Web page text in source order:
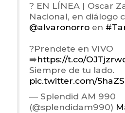
? EN LÍNEA | Oscar
Nacional, en diálogo
@alvaronorro en
?Prendete en VIVO
➡️https://t.co/
Siempre de tu lado.
pic.twitter.com/
— Splendid AM 990
(@splendidam990)